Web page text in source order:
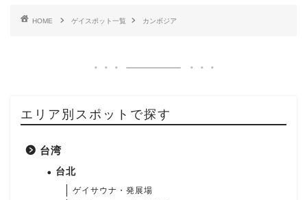
HOME ゲイスポット一覧 カンボジア
エリア別スポットで探す
台湾
台北
ゲイサウナ・発展場